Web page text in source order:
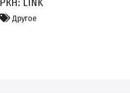
Другое